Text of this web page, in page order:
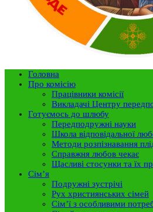
Головна
Про комісію
Працівники комісії
Викладачі Центру
Готуємось до шлюбу
Передподружні науки
Школа відповідальної
Методи розпізнавання
Справжня любов чекає
Щасливі стосунки та їх
Сім’я
Подружні зустрічі
Рух християнських сімей
Сім’ї з особливими